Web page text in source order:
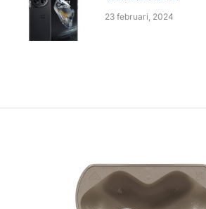
23 februari, 2024